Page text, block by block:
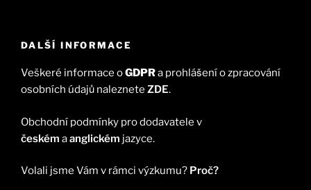
DALŠÍ INFORMACE
Veškeré informace oGDPRa prohlášení o zpracování
osobních údajů naleznete ZDE.
Obchodní podmínky pro dodavatele v
českém aanglickém jazyce.
Volali jsme Vám v rámci výzkumu? Proč?